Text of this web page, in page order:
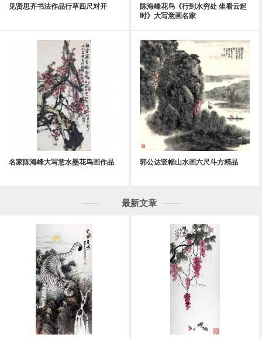
见贤思齐书法作品行草四尺对开
陈海峰花鸟《行到水穷处 坐看云起
时》大写意画名家
名家陈海峰大写意水墨花鸟画作品 郭公达竖幅山水画六尺斗方精品
最新文章